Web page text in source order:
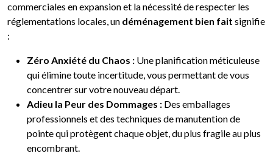
commerciales en expansion et la nécessité de respecter les
réglementations locales, un déménagement bien fait signifie
:
Zéro Anxiété du Chaos : Une planification méticuleuse
qui élimine toute incertitude, vous permettant de vous
concentrer sur votre nouveau départ.
Adieu la Peur des Dommages : Des emballages
professionnels et des techniques de manutention de
pointe qui protègent chaque objet, du plus fragile au plus
encombrant.